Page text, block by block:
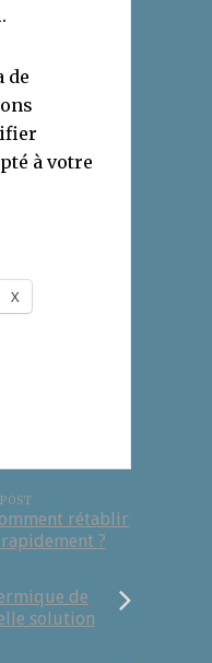
.
de
à votre
X
rétablir
?
de
solution